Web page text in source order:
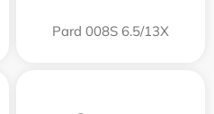
Pard 008S 6.5/13X